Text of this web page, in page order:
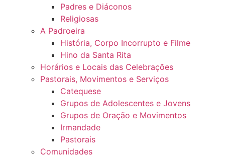
Padres e Diáconos
Religiosas
A Padroeira
História, Corpo Incorrupto e Filme
Hino da Santa Rita
Horários e Locais das Celebrações
Pastorais, Movimentos e Serviços
Catequese
Grupos de Adolescentes e Jovens
Grupos de Oração e Movimentos
Irmandade
Pastorais
Comunidades